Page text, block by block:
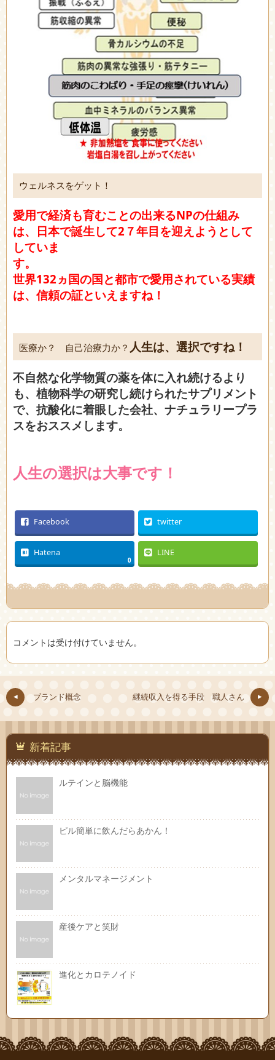
ウェルネスをゲット！
愛用で経済も育むことの出来るNPの仕組み
は、日本で誕生して2７年目を迎えようとして
していま
す
世界132ヵ国の国と都市で愛用されている実績
は、信頼の証といえますね！
医療か？ 自己治療力か？ 人生は、選択ですね！
不自然な化学物質の薬を体に入れ続けるより
も、植物科学の研究し続けられたサプリメント
で、抗酸化に着眼した会社、ナチュラリープラ
スをおススメします。
人生の選択は大事です！
Facebook twitter
Hatena
0
LINE
コメントは受け付けていません。
ブランド概念 継続収入を得る手段 職人さん
新着記事
ルテインと脳機能
ピル簡単に飲んだらあかん！
メンタルマネージメント
産後ケアと笑財
進化とカロテノイド